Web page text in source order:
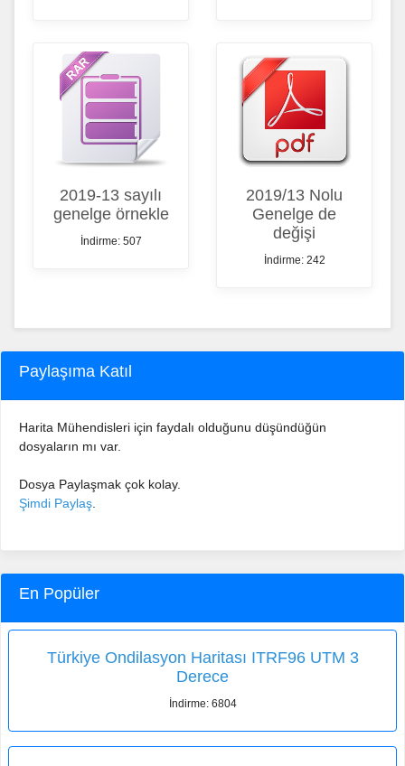
2019-13 sayılı
genelge örnekle
İndirme: 507
2019/13 Nolu
Genelge de
değişi
İndirme: 242
Paylaşıma Katıl
Harita Mühendisleri için faydalı olduğunu düşündüğün
dosyaların mı var.
Dosya Paylaşmak çok kolay.
Şimdi Paylaş
En Popüler
Türkiye Ondilasyon Haritası ITRF96 UTM 3
Derece
İndirme: 6804